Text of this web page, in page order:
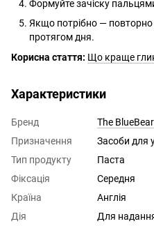
Формуйте зачіску
Якщо потрібно — повторно
протягом дня.
Корисна стаття: Що краще
Характеристики
Бренд
The
Призначення
Засоби для
Тип продукту
Паста
Фіксація
Середня
Країна
Англія
Дія
Для